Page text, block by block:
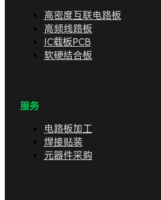
高密度互联电路板
高频线路板
IC载板PCB
软硬结合板
服务
电路板加工
焊接贴装
元器件采购